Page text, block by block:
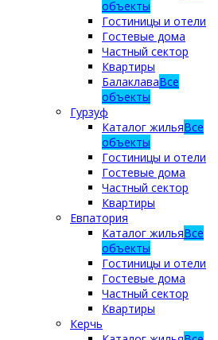
объекты
Гостиницы и отели
Гостевые дома
Частный сектор
Квартиры
БалаклаваВсе
объекты
Гурзуф
Каталог жильяВсе
объекты
Гостиницы и отели
Гостевые дома
Частный сектор
Квартиры
Евпатория
Каталог жильяВсе
объекты
Гостиницы и отели
Гостевые дома
Частный сектор
Квартиры
Керчь